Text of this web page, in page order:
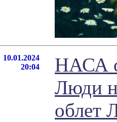
10.01.2024
20:04
НАСА
Люди
облет